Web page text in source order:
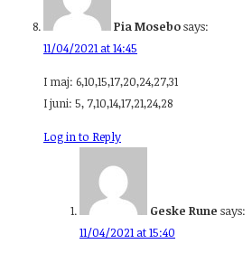
Pia Mosebosays:
11/04/2021 at 14:45
I maj: 6,10,15,17,20,24,27,31
I juni: 5, 7,10,14,17,21,24,28
Log in to Reply
Geske Rune says:
11/04/2021 at 15:40